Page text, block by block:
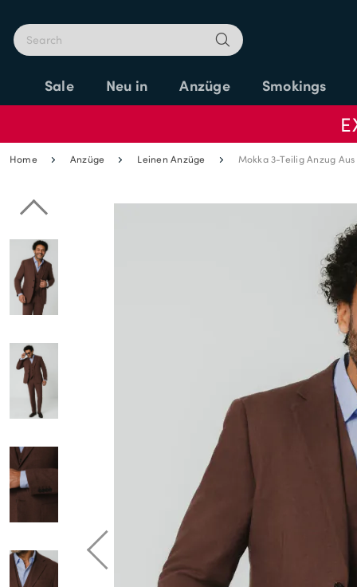
Sale Neu in Anzüge Smokings
Home Anzüge Leinen Anzüge Mokka 3-Teilig Anzug